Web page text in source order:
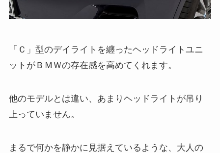
「Ｃ」型のデイライトを纏ったヘッドライトユニ
ットがＢＭＷの存在感を高めてくれます。
他のモデルとは違い、あまりヘッドライトが吊り
上っていません。
まるで何かを静かに見据えているような、大人の